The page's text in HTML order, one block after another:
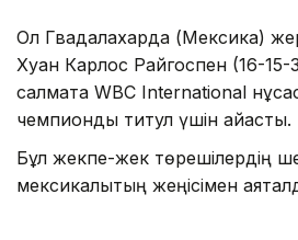
Ол Гвадалахарда (Мексика)
Хуан Карлос Райгоспен (16-
салмақта WBC International
чемпиондық титул үшін айқасты.
Бұл жекпе-жек төрешілердің
мексикалықтың жеңісімен